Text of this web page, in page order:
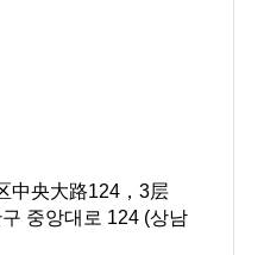
中央大路124，3层
중앙대로 124 (상남